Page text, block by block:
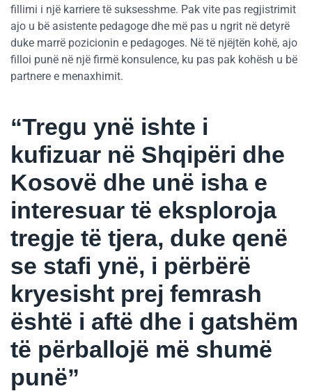
fillimi i një karriere të suksesshme. Pak vite pas regjistrimit
ajo u bë asistente pedagoge dhe më pas u ngrit në detyrë
duke marrë pozicionin e pedagoges. Në të njëjtën kohë, ajo
filloi punë në një firmë konsulence, ku pas pak kohësh u bë
partnere e menaxhimit.
“Tregu ynë ishte i
kufizuar në Shqipëri dhe
Kosovë dhe unë isha e
interesuar të eksploroja
tregje të tjera, duke qenë
se stafi ynë, i përbërë
kryesisht prej femrash
është i aftë dhe i gatshëm
të përballojë më shumë
punë”